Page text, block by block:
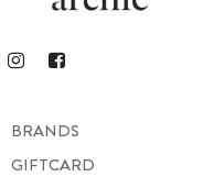
BRANDS
GIFTCARD